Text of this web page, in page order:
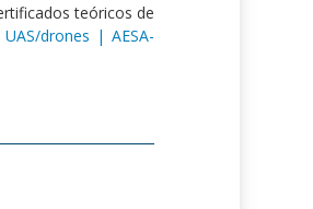
teóricos de
drones | AESA-